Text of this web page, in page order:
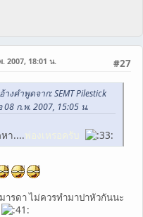
#27
. 2007, 18:01 น.
อ้างคำพูดจาก: SEMT Pilestick
08 ก.พ. 2007, 15:05 น.
า....พ่องเหรอครับ
ารดา ไม่ควรทำมาปาหัวกันนะ